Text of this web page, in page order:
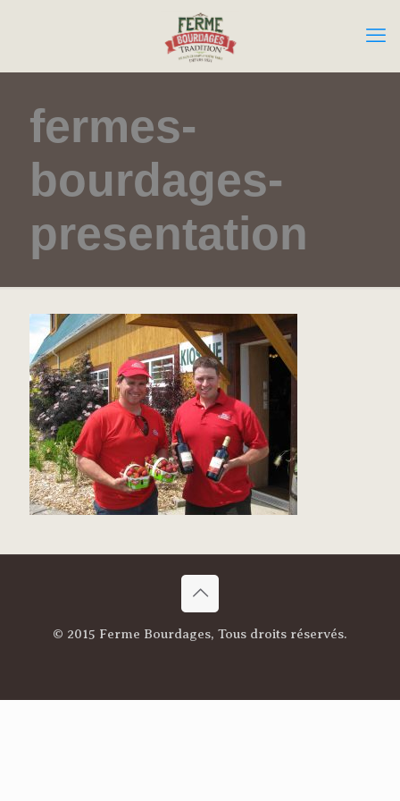
fermes-
bourdages-
presentation
© 2015 Ferme Bourdages, Tous droits réservés.